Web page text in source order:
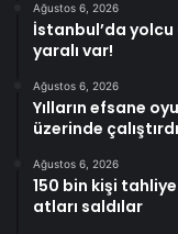
Ağustos 6, 2026
İstanbul’da yolcu
yaralı var!
Ağustos 6, 2026
Yılların efsane
üzerinde
Ağustos 6, 2026
150 bin kişi
atları saldılar